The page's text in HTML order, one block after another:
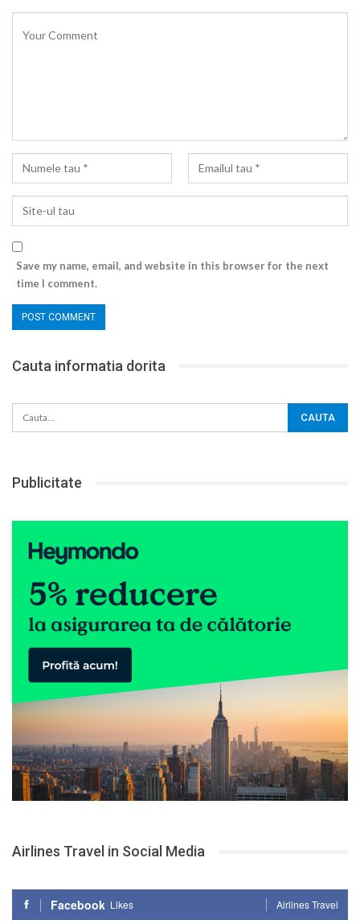
Save my name, email, and website in this browser for the next
time I comment.
Cauta informatia dorita
Publicitate
Airlines Travel in Social Media
Facebook Likes Airlines Travel